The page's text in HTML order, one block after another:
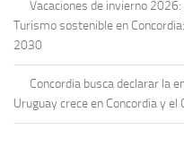
Vacaciones de invierno
Turismo sostenible en
2030
Concordia busca declarar la
Uruguay crece en Concordia y